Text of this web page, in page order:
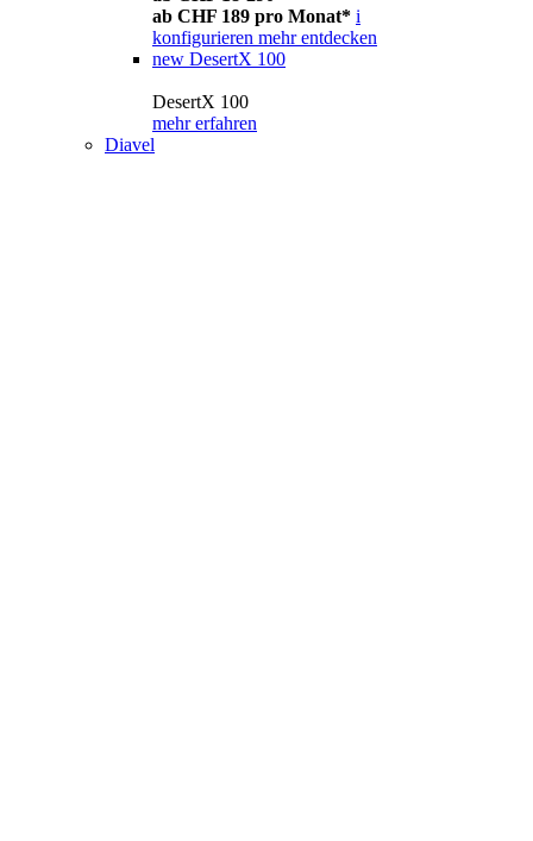
ab CHF 189 pro Monat* i
konfigurieren mehr entdecken
new DesertX 100
DesertX 100
mehr erfahren
Diavel